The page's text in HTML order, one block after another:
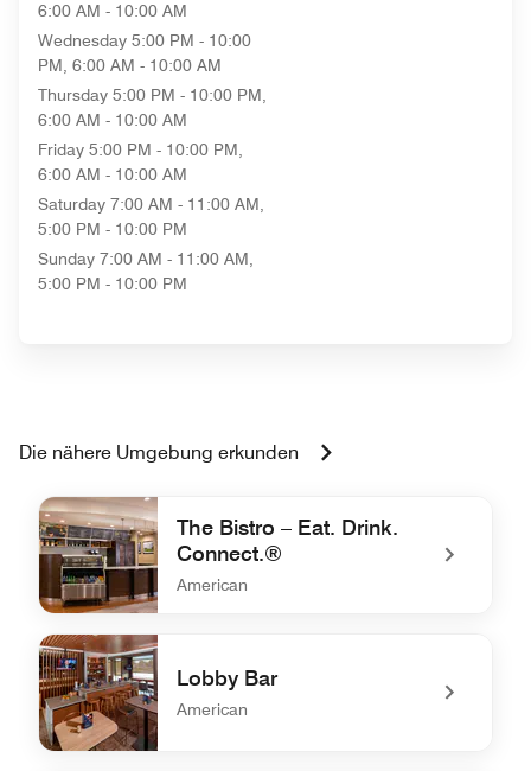
6:00 AM - 10:00 AM
Wednesday 5:00 PM - 10:00
PM, 6:00 AM - 10:00 AM
Thursday 5:00 PM - 10:00 PM,
6:00 AM - 10:00 AM
Friday 5:00 PM - 10:00 PM,
6:00 AM - 10:00 AM
Saturday 7:00 AM - 11:00 AM,
5:00 PM - 10:00 PM
Sunday 7:00 AM - 11:00 AM,
5:00 PM - 10:00 PM
Die nähere Umgebung erkunden
The Bistro – Eat. Drink.
Connect.®
American
undefined The Bistro – Eat. Drink. Connect.®
Lobby Bar
American